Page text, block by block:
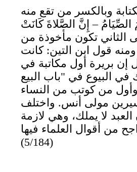
وبالكسر من تقع منه
– إِنَّ الصَّلاةَ كَانَتْ
الثاني تكون مأخوذة من
قول ابن التين: كانت
إن بريرة أول مكاتبة في
في البيوع في "باب البيع
وأول من كوتب من النساء
سيرين مولى أنس. واختلف
لا يملك، وهي لازمة
من أقوال العلماء فيها
(5/184)